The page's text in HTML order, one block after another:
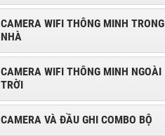
CAMERA WIFI THÔNG MINH TRONG
NHÀ
CAMERA WIFI THÔNG MINH NGOÀI
TRỜI
CAMERA VÀ ĐẦU GHI COMBO BỘ